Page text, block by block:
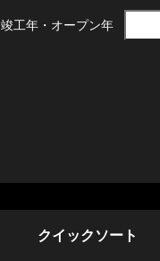
竣工年・ オープン年
クイックソート